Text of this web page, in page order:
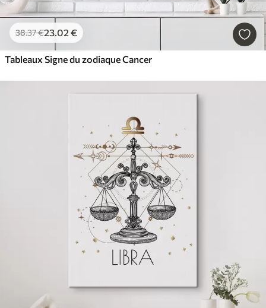
38.37€23.02 €
Tableaux Signe du zodiaque Cancer